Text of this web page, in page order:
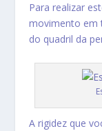
Para realizar
movimento em
do quadril da
A rigidez que